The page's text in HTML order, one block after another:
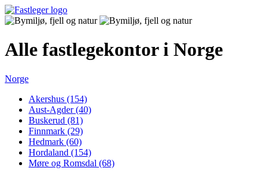
Alle fastlegekontor i Norge
Norge
Akershus (154)
Aust-Agder (40)
Buskerud (81)
Finnmark (29)
Hedmark (60)
Hordaland (154)
Møre og Romsdal (68)